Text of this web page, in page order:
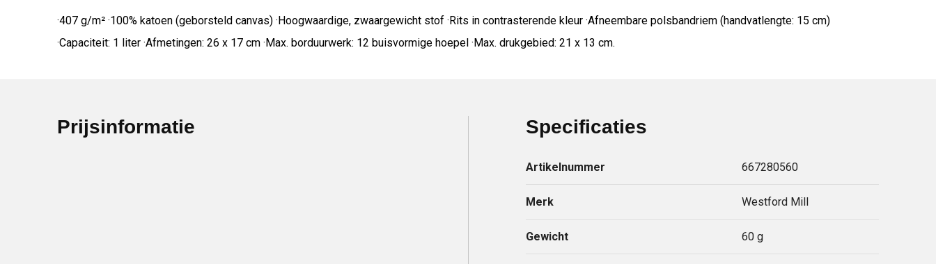
·407 g/m² ·100% katoen (geborsteld canvas) ·Hoogwaardige, zwaargewicht stof ·Rits in contrasterende kleur ·Afneembare polsbandriem (handvatlengte: 15 cm)
·Capaciteit: 1 liter ·Afmetingen: 26 x 17 cm ·Max. borduurwerk: 12 buisvormige hoepel ·Max. drukgebied: 21 x 13 cm.
Prijsinformatie Specificaties
Artikelnummer 667280560
Merk Westford Mill
Gewicht 60 g